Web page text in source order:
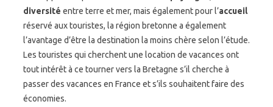
diversité entre terre et mer, mais également pour l’accueil
réservé aux touristes, la région bretonne a également
l’avantage d’être la destination la moins chère selon l’étude.
Les touristes qui cherchent une location de vacances ont
tout intérêt à ce tourner vers la Bretagne s’il cherche à
passer des vacances en France et s’ils souhaitent faire des
économies.